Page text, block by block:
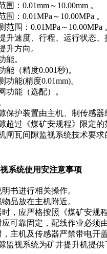
0.01mm～10.00mm 。
0.01MPa～10.00MPa 。
：0.01MPa～10.00MPa
速度、行程、运行状态、
方向。
。
（精度0.001秒)。
能(精度0.01mm)。
能（选配）。
护装置由主机、制传感器
过《煤矿安规程》限定的
瓦间隙监视系统技术要求
系统使用安注意事项
进行相关操作。
放在主机附近。
应严格按照《煤矿安规程
靠固定，配线作业必须由
机及传感器严禁带电开盖
视系统为矿井提升机提供